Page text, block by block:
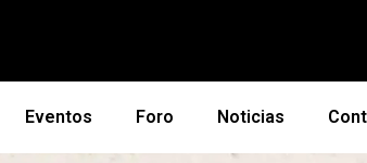
Eventos Foro Noticias